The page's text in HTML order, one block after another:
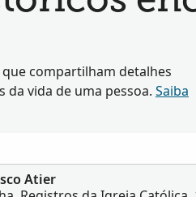
compartilham detalhes
vida de uma pessoa. Saiba
Atier